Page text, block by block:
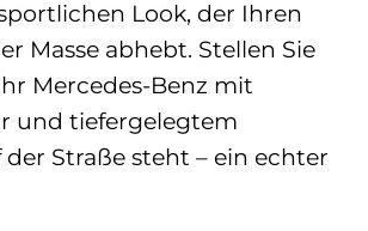
Look, der Ihren
Masse abhebt. Stellen Sie
Mercedes-Benz mit
und tiefergelegtem
Straße steht – ein echter